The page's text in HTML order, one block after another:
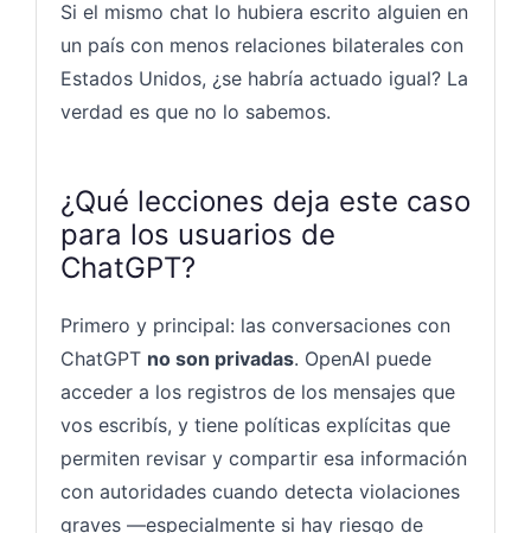
Si el mismo chat lo hubiera escrito alguien en
un país con menos relaciones bilaterales con
Estados Unidos, ¿se habría actuado igual? La
verdad es que no lo sabemos.
¿Qué lecciones deja este caso
para los usuarios de
ChatGPT?
Primero y principal: las conversaciones con
ChatGPT no son privadas. OpenAI puede
acceder a los registros de los mensajes que
vos escribís, y tiene políticas explícitas que
permiten revisar y compartir esa información
con autoridades cuando detecta violaciones
graves —especialmente si hay riesgo de